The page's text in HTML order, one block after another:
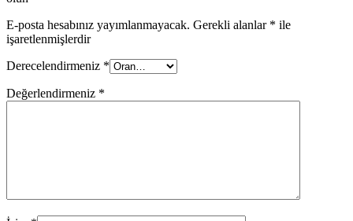
E-posta hesabınız yayımlanmayacak. Gerekli alanlar * ile
işaretlenmişlerdir
Derecelendirmeniz *
Değerlendirmeniz *